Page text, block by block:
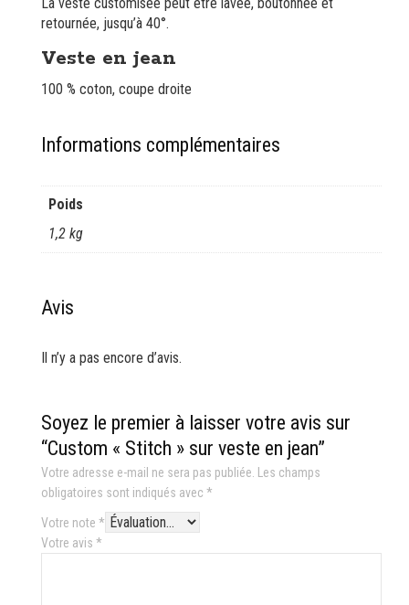
retournée, jusqu’à 40°.
Veste en jean
100 % coton, coupe droite
Informations complémentaires
Poids
1,2 kg
Avis
Il n’y a pas encore d’avis.
Soyez le premier à laisser votre avis sur
“Custom « Stitch » sur veste en jean”
Votre adresse e-mail ne sera pas publiée.
Les champs
obligatoires sont indiqués avec *
Votre note *
Votre avis *